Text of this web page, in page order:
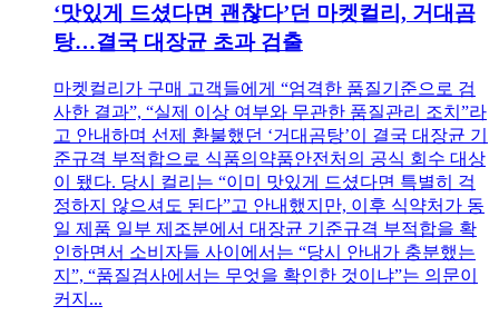
‘맛있게 드셨다면 괜찮다’던 마켓컬리, 거대곰
탕…결국 대장균 초과 검출
마켓컬리가 구매 고객들에게 “엄격한 품질기준으로 검
사한 결과”, “실제 이상 여부와 무관한 품질관리 조치”라
고 안내하며 선제 환불했던 ‘거대곰탕’이 결국 대장균 기
준규격 부적합으로 식품의약품안전처의 공식 회수 대상
이 됐다. 당시 컬리는 “이미 맛있게 드셨다면 특별히 걱
정하지 않으셔도 된다”고 안내했지만, 이후 식약처가 동
일 제품 일부 제조분에서 대장균 기준규격 부적합을 확
인하면서 소비자들 사이에서는 “당시 안내가 충분했는
지”, “품질검사에서는 무엇을 확인한 것이냐”는 의문이
커지...